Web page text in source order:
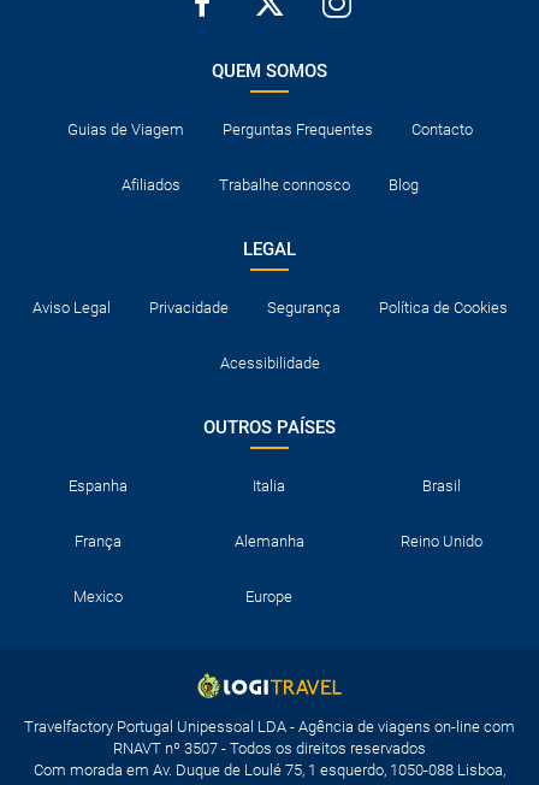
QUEM SOMOS
Guias de Viagem Perguntas Frequentes Contacto
Afiliados Trabalhe connosco Blog
LEGAL
Aviso Legal Privacidade Segurança Política de Cookies
Acessibilidade
OUTROS PAÍSES
Espanha Italia Brasil
França Alemanha Reino Unido
Mexico Europe
Travelfactory Portugal Unipessoal LDA - Agência de viagens on-line com
RNAVT nº 3507 - Todos os direitos reservados
Com morada em Av. Duque de Loulé 75, 1 esquerdo, 1050-088 Lisboa,